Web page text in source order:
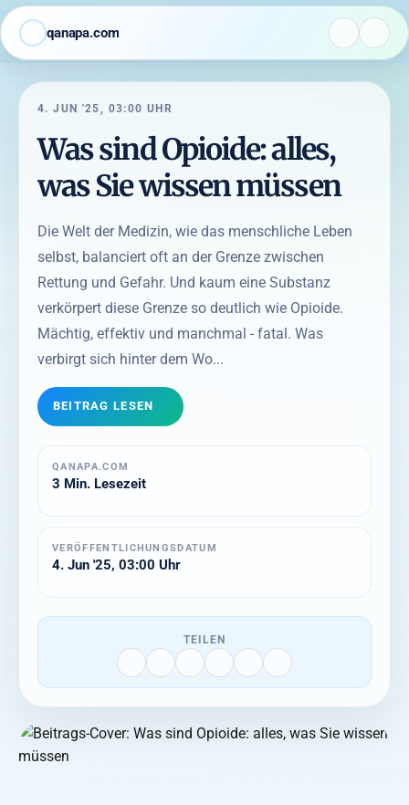
qanapa.com
4. JUN '25, 03:00 UHR
Was sind Opioide: alles,
was Sie wissen müssen
Die Welt der Medizin, wie das menschliche Leben
selbst, balanciert oft an der Grenze zwischen
Rettung und Gefahr. Und kaum eine Substanz
verkörpert diese Grenze so deutlich wie Opioide.
Mächtig, effektiv und manchmal - fatal. Was
verbirgt sich hinter dem Wo...
BEITRAG LESEN
QANAPA.COM
3 Min. Lesezeit
VERÖFFENTLICHUNGSDATUM
4. Jun '25, 03:00 Uhr
TEILEN